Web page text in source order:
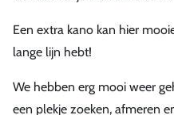
Een extra kano kan hier
lange lijn hebt!
We hebben erg mooi weer
een plekje zoeken, afmeren